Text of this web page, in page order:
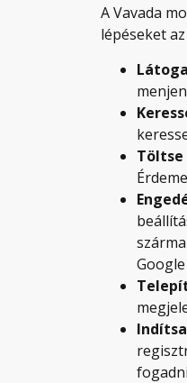
A Vavada
lépéseket
Töltse